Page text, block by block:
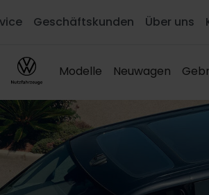
Geschäftskunden Über uns
Modelle Neuwagen